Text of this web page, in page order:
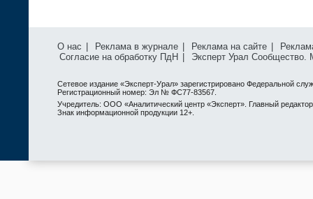
О нас Реклама в журнале Реклама на сайте
Согласие на обработку ПдН
Эксперт Урал Сообщество.
Сетевое издание «Эксперт-Урал» зарегистрировано Федеральной
Регистрационный номер: Эл № ФС77-83567.
Учредитель: ООО «Аналитический центр «Эксперт». Главный
Знак информационной продукции 12+.